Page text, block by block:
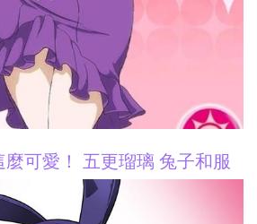
可愛！ 五更瑠璃 兔子和服